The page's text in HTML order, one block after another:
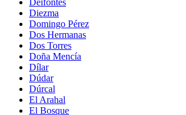
Diezma
Domingo Pérez
Dos Hermanas
Dos Torres
Doña Mencía
Dílar
Dúdar
Dúrcal
El Arahal
El Bosque